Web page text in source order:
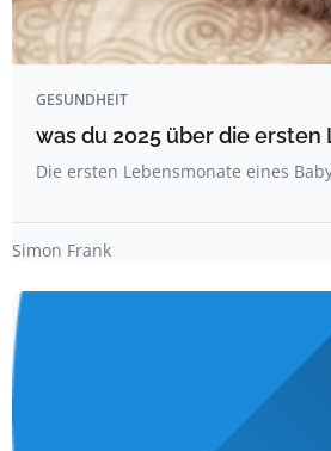
GESUNDHEIT
was du 2025 über die
Die ersten Lebensmonate eines
Simon Frank